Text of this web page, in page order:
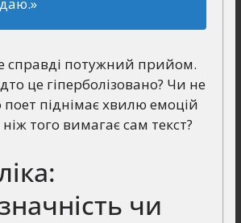
справді потужний прийом.
це гіперболізовано? Чи не
піднімає хвилю емоцій
того вимагає сам текст?
чи